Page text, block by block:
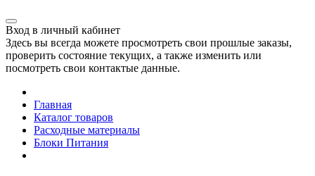
Вход в личный кабинет
Здесь вы всегда можете просмотреть свои прошлые заказы,
проверить состояние текущих, а также изменить или
посмотреть свои контактые данные.
Главная
Каталог товаров
Расходные материалы
Блоки Питания